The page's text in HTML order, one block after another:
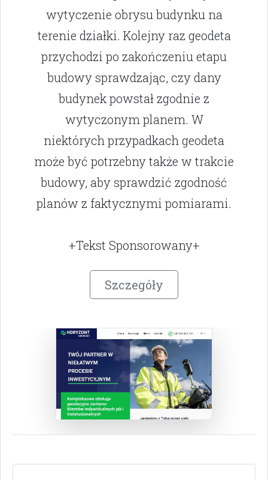
wytyczenie obrysu budynku na
terenie działki. Kolejny raz geodeta
przychodzi po zakończeniu etapu
budowy sprawdzając, czy dany
budynek powstał zgodnie z
wytyczonym planem. W
niektórych przypadkach geodeta
może być potrzebny także w trakcie
budowy, aby sprawdzić zgodność
planów z faktycznymi pomiarami.
+Tekst Sponsorowany+
Szczegóły